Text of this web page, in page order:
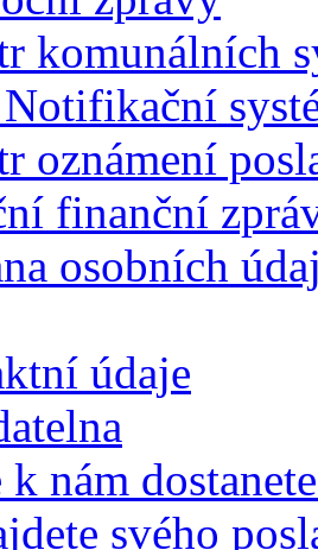
komunálních
oznámení
finanční
osobních
údaje
k nám
svého